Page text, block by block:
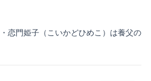
恋門姫子（こいかどひめこ）は養父の